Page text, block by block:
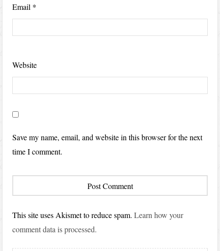
Email *
Website
Save my name, email, and website in this browser for the next
time I comment.
This site uses Akismet to reduce spam.Learn how your
comment data is processed.